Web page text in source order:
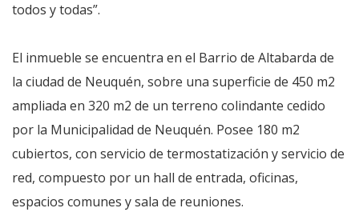
todos y todas”.
El inmueble se encuentra en el Barrio de Altabarda de
la ciudad de Neuquén, sobre una superficie de 450 m2
ampliada en 320 m2 de un terreno colindante cedido
por la Municipalidad de Neuquén. Posee 180 m2
cubiertos, con servicio de termostatización y servicio de
red, compuesto por un hall de entrada, oficinas,
espacios comunes y sala de reuniones.